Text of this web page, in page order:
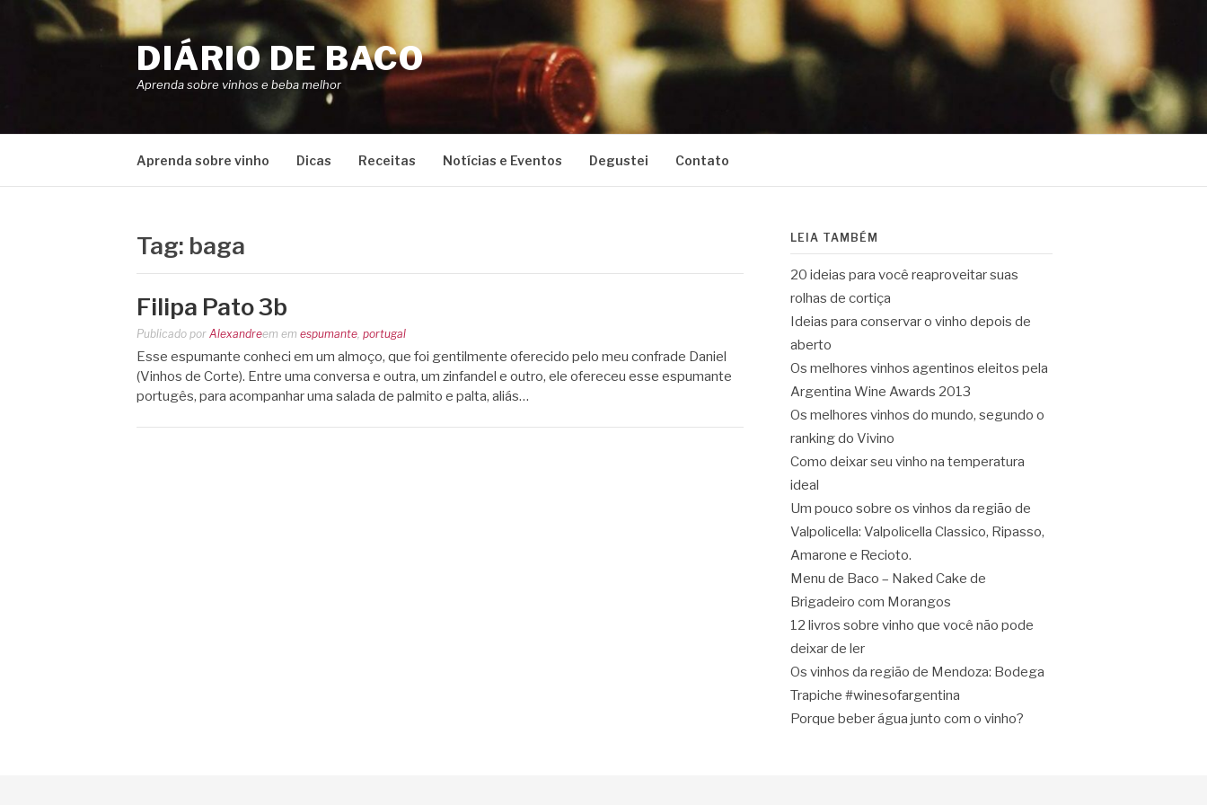
DIÁRIO DE BACO
Aprenda sobre vinhos e beba melhor
Aprenda sobre vinho Dicas Receitas Notícias e Eventos Degustei Contato
Tag: baga
Filipa Pato 3b
Publicado por Alexandreem em espumante, portugal
Esse espumante conheci em um almoço, que foi gentilmente oferecido pelo meu confrade Daniel
(Vinhos de Corte). Entre uma conversa e outra, um zinfandel e outro, ele ofereceu esse espumante
portugês, para acompanhar uma salada de palmito e palta, aliás…
LEIA TAMBÉM
20 ideias para você reaproveitar suas
rolhas de cortiça
Ideias para conservar o vinho depois de
aberto
Os melhores vinhos agentinos eleitos pela
Argentina Wine Awards 2013
Os melhores vinhos do mundo, segundo o
ranking do Vivino
Como deixar seu vinho na temperatura
ideal
Um pouco sobre os vinhos da região de
Valpolicella: Valpolicella Classico, Ripasso,
Amarone e Recioto.
Menu de Baco – Naked Cake de
Brigadeiro com Morangos
12 livros sobre vinho que você não pode
deixar de ler
Os vinhos da região de Mendoza: Bodega
Trapiche #winesofargentina
Porque beber água junto com o vinho?